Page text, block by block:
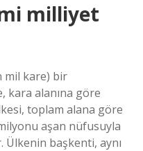
milliyet
mil kare) bir
kara alanına göre
toplam alana göre
aşan nüfusuyla
Ülkenin başkenti, aynı